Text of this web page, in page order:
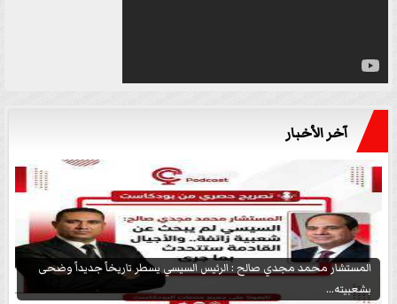
آخر الأخبار
المستشار محمد مجدي صالح : الرئيس السيسي يسطر تاريخاً جديداً وضحى
بشعبيته...